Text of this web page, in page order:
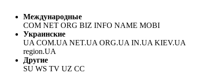
Международные
COM NET ORG BIZ INFO NAME MOBI
Украинские
UA COM.UA NET.UA ORG.UA IN.UA KIEV.UA
region.UA
Другие
SU WS TV UZ CC